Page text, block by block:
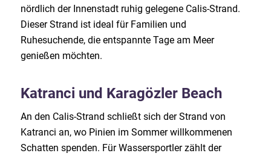
nördlich der Innenstadt ruhig gelegene Calis-Strand.
Dieser Strand ist ideal für Familien und
Ruhesuchende, die entspannte Tage am Meer
genießen möchten.
Katranci und Karagözler Beach
An den Calis-Strand schließt sich der Strand von
Katranci an, wo Pinien im Sommer willkommenen
Schatten spenden. Für Wassersportler zählt der